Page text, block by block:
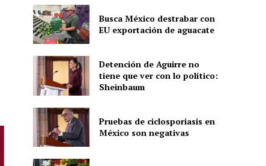
Busca México destrabar con
EU exportación de aguacate
Detención de Aguirre no
tiene que ver con lo político:
Sheinbaum
Pruebas de ciclosporiasis en
México son negativas